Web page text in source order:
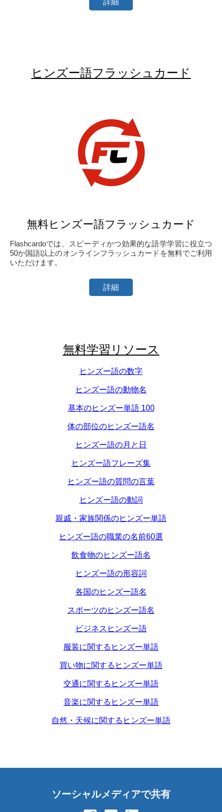
詳細
ヒンズー語フラッシュカード
無料ヒンズー語フラッシュカード
Flashcardoでは、スピーディかつ効果的な語学学習に役立つ
50か国語以上のオンラインフラッシュカードを無料でご利用
いただけます。
詳細
無料学習リソース
ヒンズー語の数字
ヒンズー語の動物名
基本のヒンズー単語 100
体の部位のヒンズー語名
ヒンズー語の月と日
ヒンズー語フレーズ集
ヒンズー語の質問の言葉
ヒンズー語の動詞
親戚・家族関係のヒンズー単語
ヒンズー語の職業の名前60選
飲食物のヒンズー語名
ヒンズー語の形容詞
各国のヒンズー語名
スポーツのヒンズー語名
ビジネスヒンズー語
服装に関するヒンズー単語
買い物に関するヒンズー単語
交通に関するヒンズー単語
音楽に関するヒンズー単語
自然・天候に関するヒンズー単語
ソーシャルメディアで共有